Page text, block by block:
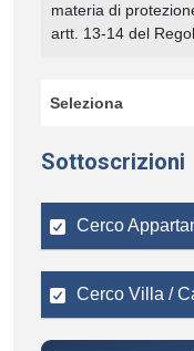
Seleziona
Sottoscrizioni
Cerco
Cerco Villa /